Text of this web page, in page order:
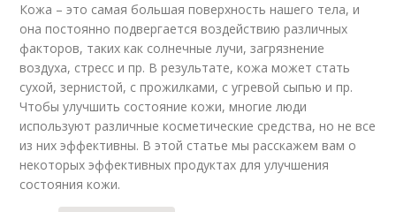
Кожа – это самая большая поверхность нашего тела, и
она постоянно подвергается воздействию различных
факторов, таких как солнечные лучи, загрязнение
воздуха, стресс и пр. В результате, кожа может стать
сухой, зернистой, с прожилками, с угревой сыпью и пр.
Чтобы улучшить состояние кожи, многие люди
используют различные косметические средства, но не все
из них эффективны. В этой статье мы расскажем вам о
некоторых эффективных продуктах для улучшения
состояния кожи.